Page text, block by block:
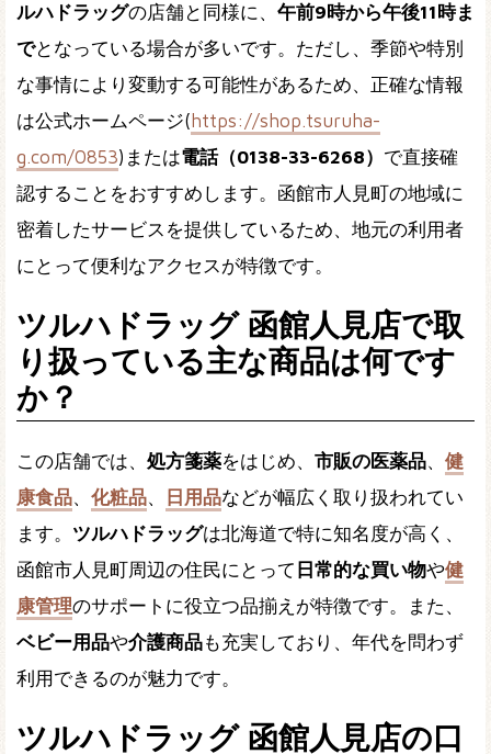
ルハドラッグの店舗と同様に、 午前9時から午後11時ま
でとなっている場合が多いです。ただし、季節や特別
な事情により変動する可能性があるため、正確な情報
は公式ホームページ( https://shop.tsuruha-
g.com/0853)または電話（0138-33-6268） で直接確
認することをおすすめします。函館市人見町の地域に
密着したサービスを提供しているため、地元の利用者
にとって便利なアクセスが特徴です。
ツルハドラッグ 函館人見店で取
り扱っている主な商品は何です
か？
この店舗では、 処方箋薬をはじめ、 市販の医薬品、 健
康食品、 化粧品、 日用品などが幅広く取り扱われてい
ます。 ツルハドラッグは北海道で特に知名度が高く、
函館市人見町周辺の住民にとって 日常的な買い物や健
康管理のサポートに役立つ品揃えが特徴です。また、
ベビー用品や介護商品も充実しており、年代を問わず
利用できるのが魅力です。
ツルハドラッグ 函館人見店の口